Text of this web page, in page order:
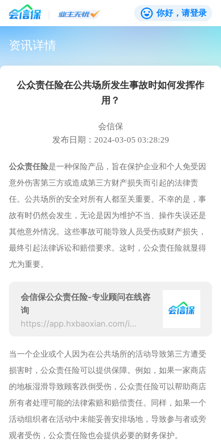
你好，请登录
资讯详情
公众责任险在公共场所发生事故时如何发挥作
用？
会信保
发布日期：2024-03-05 03:28:29
公众责任险是一种保险产品，旨在保护企业和个人免受因
意外伤害第三方或造成第三方财产损失而引起的法律责
任。公共场所的安全对所有人都至关重要。不幸的是，事
故有时仍然会发生，无论是因为维护不当、操作失误还是
其他意外情况。这些事故可能导致人员受伤或财产损失，
最终引起法律诉讼和赔偿要求。这时，公众责任险就显得
尤为重要。
会信保公众责任险-专业顾问在线咨
询
https://app.hxbaoxian.com/insurance?p=1&l=20&t=1&c=0&sourceType=web
当一个企业或个人因为在公共场所的活动导致第三方遭受
损害时，公众责任险可以提供保障。例如，如果一家商店
的地板湿滑导致顾客跌倒受伤，公众责任险可以帮助商店
所有者处理可能的法律索赔和赔偿责任。同样，如果一个
活动组织者在活动中未能妥善安排场地，导致参与者或旁
观者受伤，公众责任险也会提供必要的财务保护。